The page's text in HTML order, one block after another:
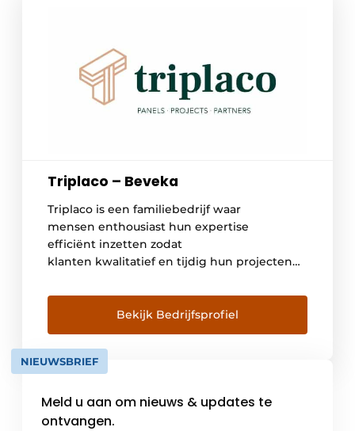
Triplaco – Beveka
Triplaco is een familiebedrijf waar
mensen enthousiast hun expertise
efficiënt inzetten zodat
klanten kwalitatief en tijdig hun projecten
van de Lefevere Group en geniet zo van een
rijke ervaring en knowhow in de hout- en
meubelsector. ONZE FOCUS HOOGWAARDIG
DECORATIEF PLAATMATERIAAL Triplaco
beschikt over een grote voorraad
interieur- en exterieurmeubilair. Dankzij die
ruime voorraad en een klantgerichte en
Bekijk Bedrijfsprofiel
NIEUWSBRIEF
Meld u aan om nieuws & updates te
ontvangen.